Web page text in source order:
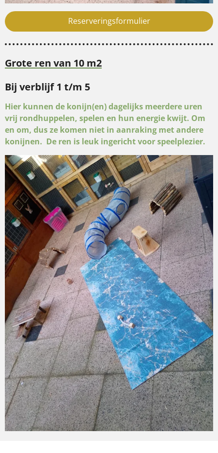
Reserveringsformulier
Grote ren van 10 m2
Bij verblijf 1 t/m 5
Hier kunnen de konijn(en) dagelijks meerdere uren
vrij rondhuppelen, spelen en hun energie kwijt. Om
en om, dus ze komen niet in aanraking met andere
konijnen. De ren is leuk ingericht voor speelplezier.